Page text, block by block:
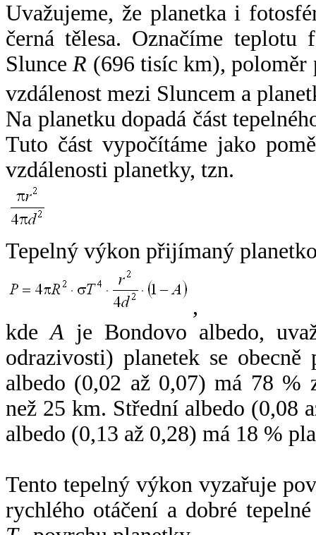
Uvažujeme, že planetka i
černá tělesa. Označíme
SlunceR (696 tisíc km),
vzdálenost mezi Sluncem a
Na planetku dopadá část
Tuto část vypočítáme jako
vzdálenosti planetky, tzn.
Tepelný výkon přijímaný
,
kdeA je Bondovo albedo,
odrazivosti) planetek se
albedo (0,02 až 0,07) má 78 %
než 25 km. Střední albedo (0,08
albedo (0,13 až 0,28) má 18 %
Tento tepelný výkon vyzařuje
rychlého otáčení a dobré